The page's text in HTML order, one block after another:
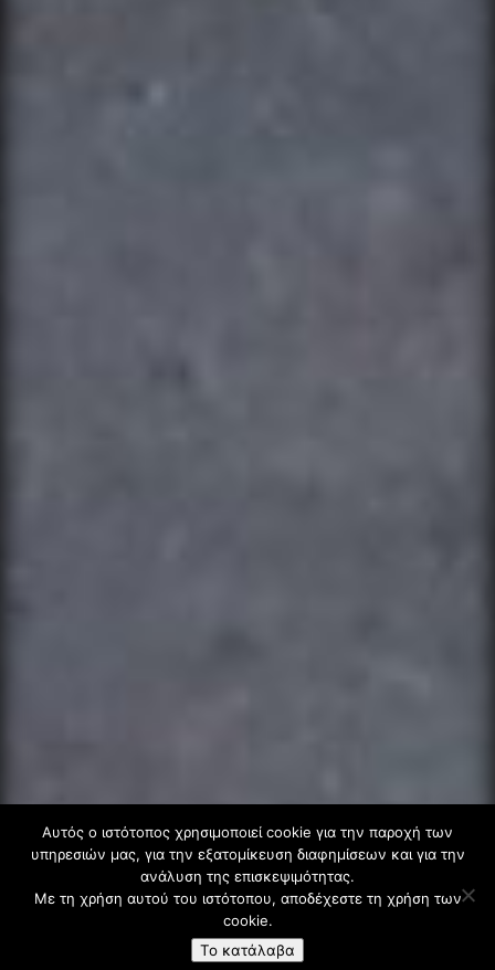
Αυτός ο ιστότοπος χρησιμοποιεί cookie για την παροχή των
υπηρεσιών μας, για την εξατομίκευση διαφημίσεων και για την
ανάλυση της επισκεψιμότητας.
Με τη χρήση αυτού του ιστότοπου, αποδέχεστε τη χρήση των
cookie.
Το κατάλαβα